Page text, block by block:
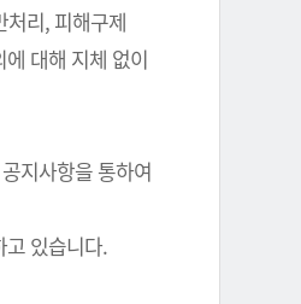
처리, 피해구제
대해 지체 없이
지사항을 통하여
있습니다.